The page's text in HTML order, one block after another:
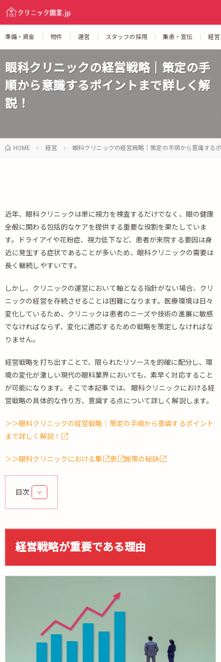
準備・資金 物件 運営 スタッフの採用 集患・宣伝 経営
眼科クリニックの経営戦略｜策定の手
順から意識するポイントまで詳しく解
説！
HOME 経営 眼科クリニックの経営戦略｜策定の手順から意識する
近年、眼科クリニックは単に視力を検査するだけでなく、眼の健康
全般に関わる包括的なケアを提供する重要な役割を果たしていま
す。ドライアイや花粉症、視力低下など、患者が来院する要因は身
近に発生する症状であることが多いため、眼科クリニックの需要は
長く継続しやすいです。
しかし、クリニックの運営において軸となる指針がない場合、クリ
ニックの経営を存続させることは困難になります。医療環境は日々
変化しているため、クリニックは患者のニーズや技術の進展に敏感
でなければならず、変化に適応するための戦略を策定しなければな
りません。
経営戦略を打ち出すことで、限られたリソースを的確に配分し、環
境の変化が激しい現代の眼科業界においても、素早く対応すること
が可能になります。そこで本記事では、 眼科クリニックにおける経
営戦略の具体的な作り方、意識する点について詳しく解説します。
＞＞眼科クリニックの経営戦略｜策定の手順から意識するポイント
まで詳しく解説！
＞＞眼科クリニックにおける集 患 施策の秘訣
目次
1.
営
戦
略
経営戦略が重要である理由